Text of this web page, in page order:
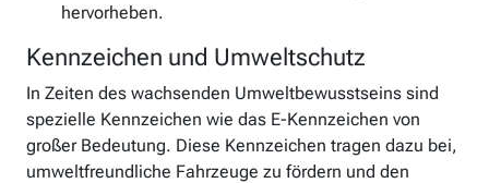
hervorheben.
Kennzeichen und Umweltschutz
In Zeiten des wachsenden Umweltbewusstseins sind
spezielle Kennzeichen wie das E-Kennzeichen von
großer Bedeutung. Diese Kennzeichen tragen dazu bei,
umweltfreundliche Fahrzeuge zu fördern und den